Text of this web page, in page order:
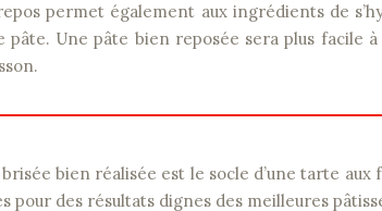
permet également aux ingrédients de
pâte. Une pâte bien reposée sera plus facile
pour des résultats dignes des meilleures